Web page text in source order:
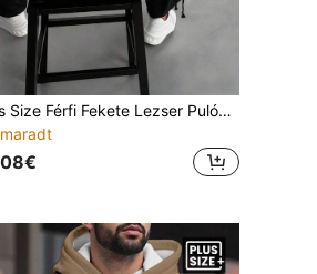
Plus Size Férfi Fekete Lezser Pulóver Kapucnis Pulóver Mintával